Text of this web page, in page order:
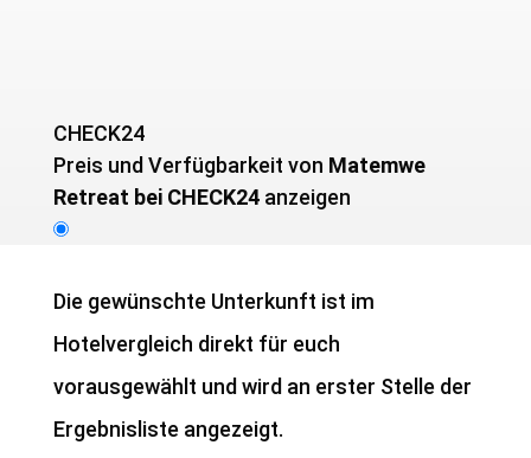
CHECK24
Preis und Verfügbarkeit von ­ Matemwe
Retreat bei CHECK24 anzeigen
Die gewünschte Unterkunft ist im
Hotelvergleich direkt für euch
vorausgewählt und wird an erster Stelle der
Ergebnisliste angezeigt.